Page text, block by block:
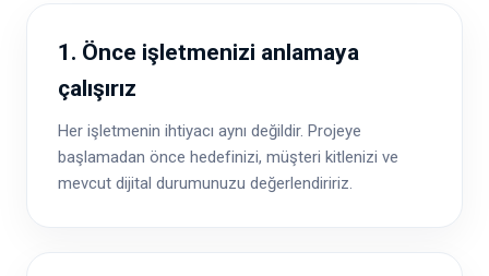
1. Önce işletmenizi anlamaya
çalışırız
Her işletmenin ihtiyacı aynı değildir. Projeye
başlamadan önce hedefinizi, müşteri kitlenizi ve
mevcut dijital durumunuzu değerlendiririz.